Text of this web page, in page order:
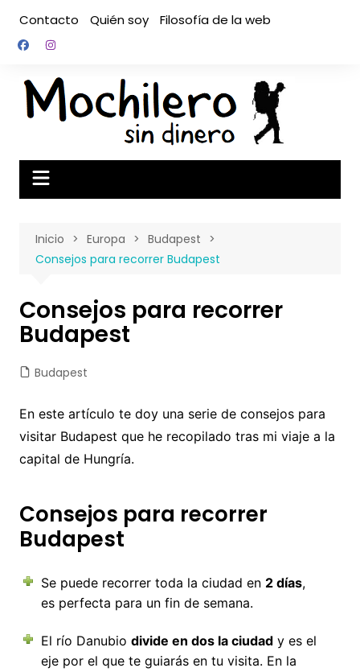
contenido
Contacto Quién soy Filosofía de la web
Inicio Europa
Budapest
Consejos para recorrer Budapest
Consejos para recorrer
Budapest
Budapest
En este artículo te doy una serie de consejos para
visitar Budapest que he recopilado tras mi viaje a la
capital de Hungría.
Consejos para recorrer
Budapest
Se puede recorrer toda la ciudad en 2 días,
es perfecta para un fin de semana.
El río Danubio divide en dos la ciudady es el
eje por el que te guiarás en tu visita. En la